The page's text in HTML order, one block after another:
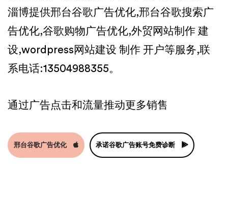
淄博提供邢台谷歌广告优化,邢台谷歌搜索广
告优化,谷歌购物广告优化,外贸网站制作 建
设,wordpress网站建设 制作 开户等服务,联
系电话:13504988355。
通过广告点击和流量推动更多销售
邢台谷歌广告优化 承诺谷歌广告账号免费诊断